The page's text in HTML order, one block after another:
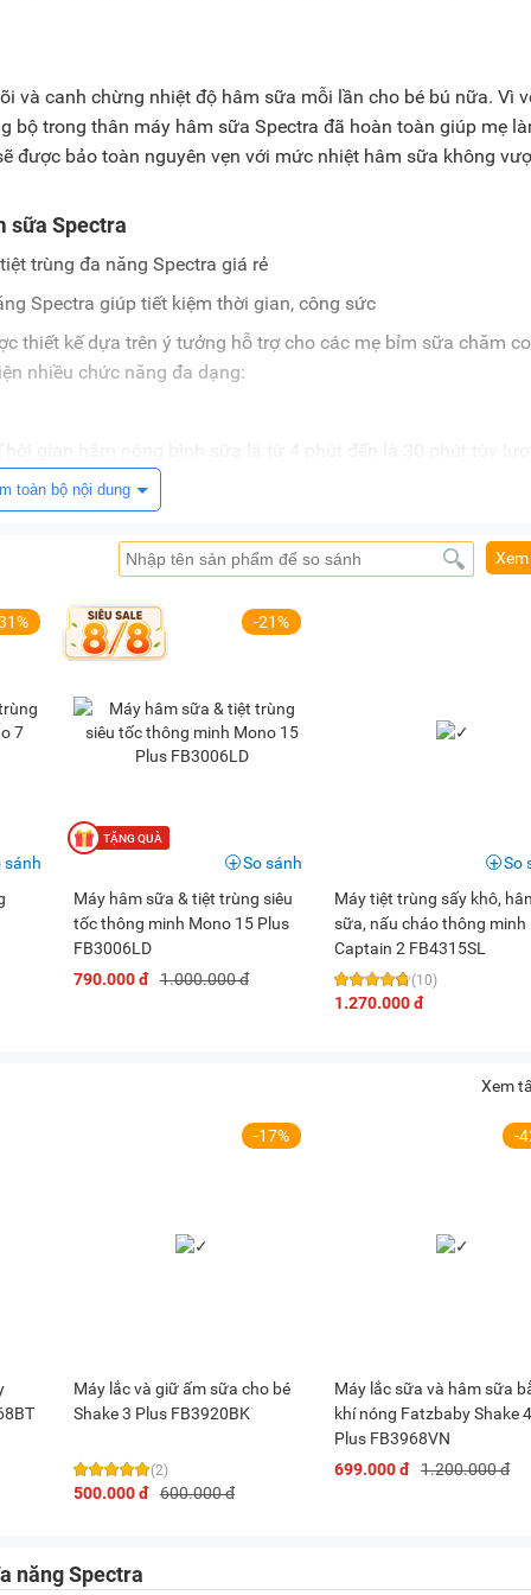
và canh chừng nhiệt độ hâm sữa mỗi lần cho bé bú nữa. Vì
bộ trong thân máy hâm sữa Spectra đã hoàn toàn giúp mẹ
được bảo toàn nguyên vẹn với mức nhiệt hâm sữa không
sữa Spectra
Spectra giúp tiết kiệm thời gian, công sức
thiết kế dựa trên ý tưởng hỗ trợ cho các mẹ bỉm sữa chăm
nhiều chức năng đa dạng:
là 10 phút, điều chỉnh được lên 20 phút.
hấp chín thức ăn điều chỉnh tùy từng loại, mặc định là 20
củ khá tiện dụng.
tích hợp nhiều tính năng
Spectra
hiển thị trên màn hình. Khi đó máy sẽ bắt đầu hoạt động,
hâm.
cao.
được hiệu quả khử trùng cao nhất.
toàn bộ nội dung
sánh
-21%
Máy hâm sữa & tiệt trùng siêu
tốc thông minh Mono 15 Plus
FB3006LD
790.000 đ
1.000.000 đ
So sánh
Máy tiệt trùng sấy khô,
sữa, nấu cháo thông minh
Captain 2 FB4315SL
(10)
1.270.000 đ
So
Xem
-17%
Máy lắc và giữ ấm sữa cho bé
Shake 3 Plus FB3920BK
(2)
500.000 đ 600.000 đ
-
Máy lắc sữa và hâm sữa
khí nóng Fatzbaby Shake 4
Plus FB3968VN
699.000 đ
1.200.000 đ
năng Spectra